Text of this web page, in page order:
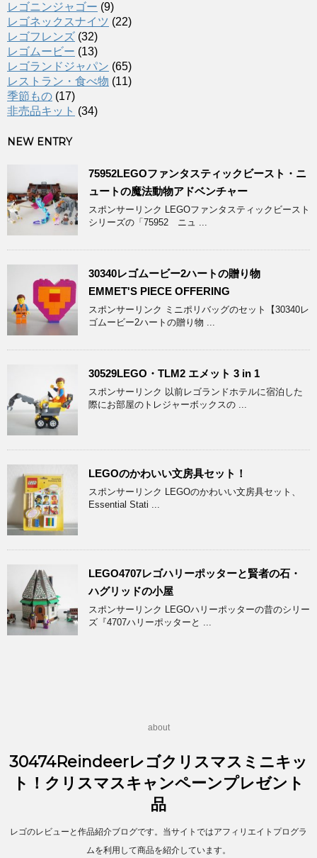
レゴニンジャゴー (9)
レゴネックスナイツ (22)
レゴフレンズ (32)
レゴムービー (13)
レゴランドジャパン (65)
レストラン・食べ物 (11)
季節もの (17)
非売品キット (34)
NEW ENTRY
75952LEGOファンタスティックビースト・ニ
ュートの魔法動物アドベンチャー
スポンサーリンク LEGOファンタスティックビースト
シリーズの「75952 ニュ ...
30340レゴムービー2ハートの贈り物
EMMET'S PIECE OFFERING
スポンサーリンク ミニポリバッグのセット【30340レ
ゴムービー2ハートの贈り物 ...
30529LEGO・TLM2 エメット 3 in 1
スポンサーリンク 以前レゴランドホテルに宿泊した
際にお部屋のトレジャーボックスの ...
LEGOのかわいい文房具セット！
スポンサーリンク LEGOのかわいい文房具セット、
Essential Stati ...
LEGO4707レゴハリーポッターと賢者の石・
ハグリッドの小屋
スポンサーリンク LEGOハリーポッターの昔のシリー
ズ『4707ハリーポッターと ...
about
30474Reindeerレゴクリスマスミニキッ
ト！クリスマスキャンペーンプレゼント
品
レゴのレビューと作品紹介ブログです。当サイトではアフィリエイトプログラ
ムを利用して商品を紹介しています。